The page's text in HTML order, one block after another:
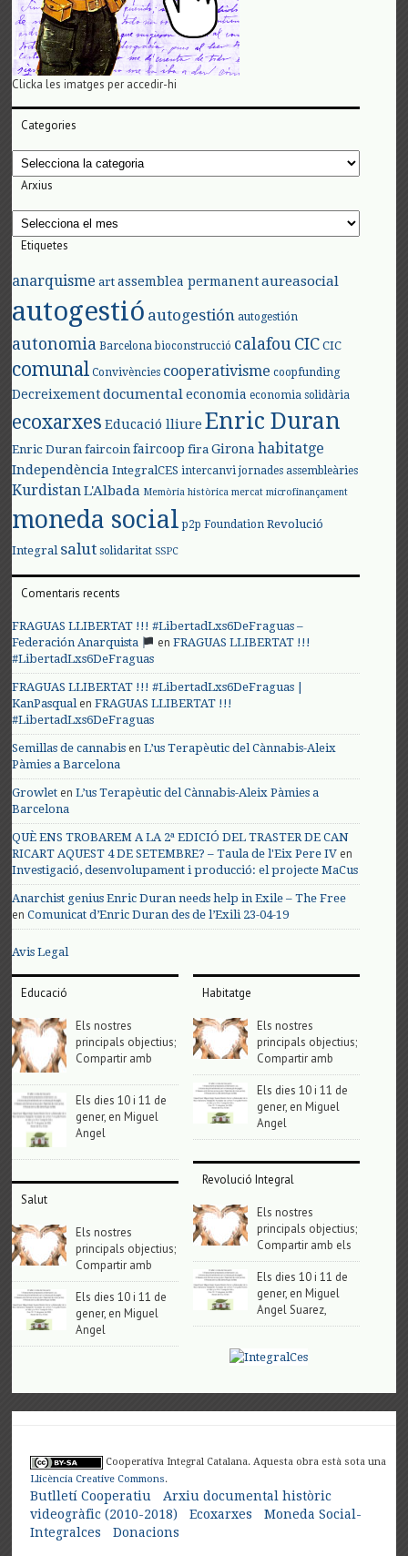
Clicka les imatges per accedir-hi
Categories
Categories
Arxius
Arxius
Etiquetes
anarquisme art assemblea permanent aureasocial
autogestió autogestión autogestión
autonomia Barcelona bioconstrucció calafouCIC CIC
comunal Convivències cooperativisme coopfunding
Decreixement documental economia economia solidària
ecoxarxes Educació lliure Enric Duran
Enric Duran faircoin faircoop fira Girona habitatge
Independència IntegralCES intercanvi jornades assembleàries
KurdistanL'Albada Memòria històrica mercat microfinançament
moneda social p2p Foundation Revolució
Integral salut solidaritat SSPC
Comentaris recents
FRAGUAS LLIBERTAT !!! #LibertadLxs6DeFraguas –
Federación Anarquista
enFRAGUAS LLIBERTAT !!!
#LibertadLxs6DeFraguas
FRAGUAS LLIBERTAT !!! #LibertadLxs6DeFraguas |
KanPasqualenFRAGUAS LLIBERTAT !!!
#LibertadLxs6DeFraguas
Semillas de cannabis enL’us Terapèutic del Cànnabis-Aleix
Pàmies a Barcelona
Growlet enL’us Terapèutic del Cànnabis-Aleix Pàmies a
Barcelona
QUÈ ENS TROBAREM A LA 2ª EDICIÓ DEL TRASTER DE CAN
RICART AQUEST 4 DE SETEMBRE? – Taula de l'Eix Pere IV en
Investigació, desenvolupament i producció: el projecte MaCus
Anarchist genius Enric Duran needs help in Exile – The Free
enComunicat d’Enric Duran des de l’Exili 23-04-19
Avis Legal
Educació
Els nostres
principals objectius;
Compartir amb
Els dies 10 i 11 de
gener, en Miguel
Angel
Salut
Els nostres
principals objectius;
Compartir amb
Els dies 10 i 11 de
gener, en Miguel
Angel
Habitatge
Els nostres
principals objectius;
Compartir amb
Els dies 10 i 11 de
gener, en Miguel
Angel
Revolució Integral
Els nostres
principals objectius;
Compartir amb els
Els dies 10 i 11 de
gener, en Miguel
Angel Suarez,
Cooperativa Integral Catalana. Aquesta obra està sota una
Llicència Creative Commons.
Butlletí Cooperatiu
Arxiu documental històric
videogràfic (2010-2018)
Ecoxarxes
Moneda Social-
Integralces
Donacions